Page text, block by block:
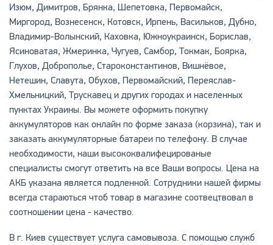
Изюм, Димитров, Брянка, Шепетовка, Первомайск,
Миргород, Вознесенск, Котовск, Ирпень, Васильков, Дубно,
Владимир-Волынский, Каховка, Южноукраинск, Борислав,
Ясиноватая, Жмеринка, Чугуев, Самбор, Токмак, Боярка,
Глухов, Доброполье, Староконстантинов, Вишнёвое,
Нетешин, Славута, Обухов, Первомайский, Переяслав-
Хмельницкий, Трускавец и других городах и населенных
пунктах Украины. Вы можете оформить покупку
аккумуляторов как онлайн по форме заказа (корзина), так и
заказать аккумуляторные батареи по телефону. В случае
необходимости, наши высококвалифецированые
специалисты смогут ответить на все Ваши вопросы. Цена на
АКБ указана является подленной. Сотрудники нашей фирмы
всегда стараються чтоб товар в магазине соотвецтвовал в
соотношении цена - качество.
В г. Киев существует услуга самовывоза. С помощью служб